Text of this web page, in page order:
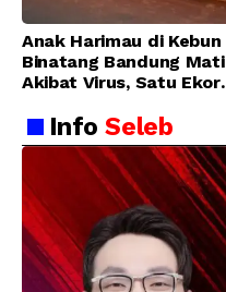
Anak Harimau di Kebun
Binatang Bandung Mati
Akibat Virus, Satu Ekor
Membaik
InfoSeleb